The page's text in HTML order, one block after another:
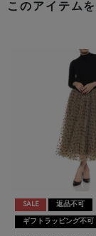
このアイテム
SALE 返品不可
ギフトラッピング不可